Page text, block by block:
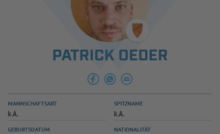
SPIELBETRIEB & VERBANDSLEBEN
AUSBILDUNG & FÖRDERUNG
SPIELPLUS
PATRICK OEDER
MANNSCHAFTSART
k.A.
SPITZNAME
k.A.
GEBURTSDATUM NATIONALITÄT